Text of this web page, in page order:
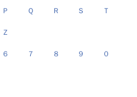
Ｐ Ｑ Ｒ Ｓ Ｔ
Ｚ
６ ７ ８ ９ ０